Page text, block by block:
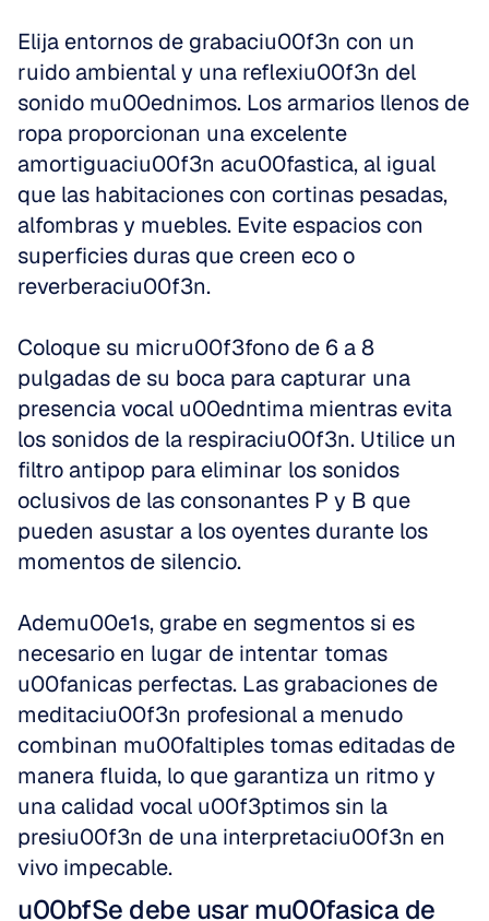
Elija entornos de grabaciu00f3n con un
ruido ambiental y una reflexiu00f3n del
sonido mu00ednimos. Los armarios llenos de
ropa proporcionan una excelente
amortiguaciu00f3n acu00fastica, al igual
que las habitaciones con cortinas pesadas,
alfombras y muebles. Evite espacios con
superficies duras que creen eco o
reverberaciu00f3n.
Coloque su micru00f3fono de 6 a 8
pulgadas de su boca para capturar una
presencia vocal u00edntima mientras evita
los sonidos de la respiraciu00f3n. Utilice un
filtro antipop para eliminar los sonidos
oclusivos de las consonantes P y B que
pueden asustar a los oyentes durante los
momentos de silencio.
Ademu00e1s, grabe en segmentos si es
necesario en lugar de intentar tomas
u00fanicas perfectas. Las grabaciones de
meditaciu00f3n profesional a menudo
combinan mu00faltiples tomas editadas de
manera fluida, lo que garantiza un ritmo y
una calidad vocal u00f3ptimos sin la
presiu00f3n de una interpretaciu00f3n en
vivo impecable.
u00bfSe debe usar mu00fasica de